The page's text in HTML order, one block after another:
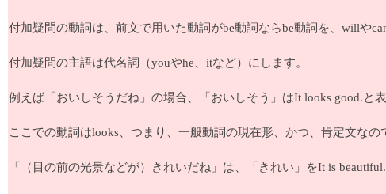
付加疑問の動詞は、前文で用いた動詞がbe動詞ならbe動詞を、willや
付加疑問の主語は代名詞（youやhe、itなど）にします。
例えば「おいしそうだね」の場合、「おいしそう」はIt looks good.と表
ここでの動詞はlooks、つまり、一般動詞の現在形、かつ、肯定文なの
「（目の前の光景などが）きれいだね」は、「きれい」をIt is beautiful.